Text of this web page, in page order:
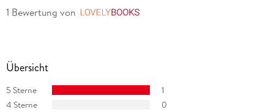
1 Bewertung von
Übersicht
5 Sterne
1
4 Sterne
0